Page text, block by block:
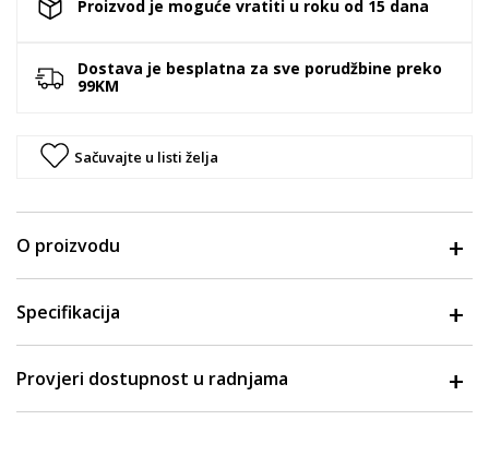
Proizvod je moguće vratiti u roku od 15 dana
Dostava je besplatna za sve porudžbine preko
99KM
Sačuvajte u listi želja
O proizvodu
Specifikacija
Provjeri dostupnost u radnjama